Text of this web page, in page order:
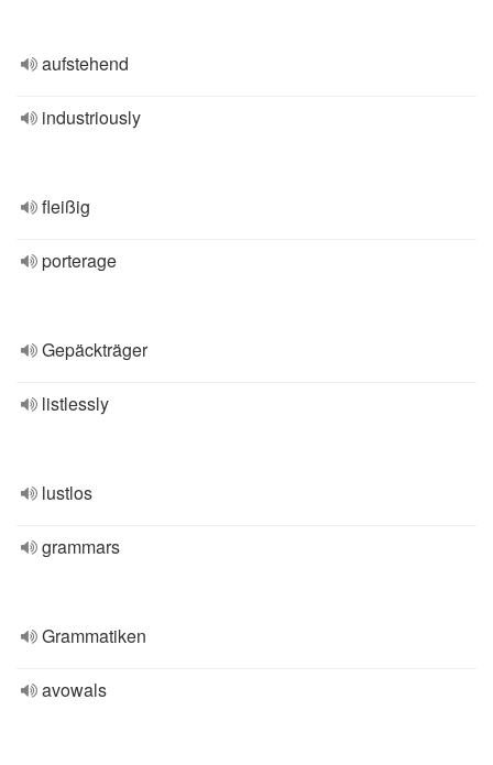
aufstehend
industriously
fleißig
porterage
Gepäckträger
listlessly
lustlos
grammars
Grammatiken
avowals